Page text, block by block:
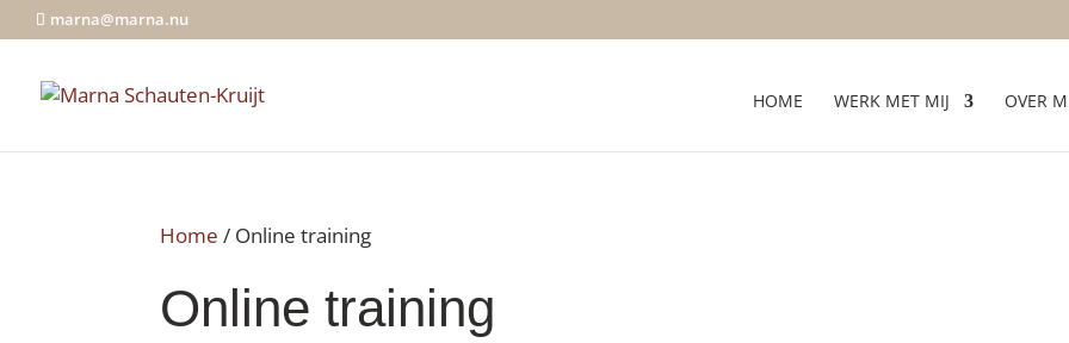
marna@marna.nu
HOME WERK MET MIJ OVER
Home / Online training
Online training